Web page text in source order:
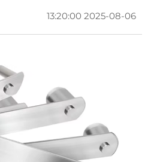
2025-08-06 13:20:00